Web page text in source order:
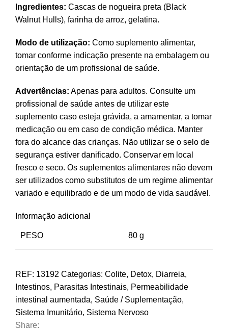
Ingredientes: Cascas de nogueira preta (Black
Walnut Hulls), farinha de arroz, gelatina.
Modo de utilização: Como suplemento alimentar,
tomar conforme indicação presente na embalagem ou
orientação de um profissional de saúde.
Advertências: Apenas para adultos. Consulte um
profissional de saúde antes de utilizar este
suplemento caso esteja grávida, a amamentar, a tomar
medicação ou em caso de condição médica. Manter
fora do alcance das crianças. Não utilizar se o selo de
segurança estiver danificado. Conservar em local
fresco e seco. Os suplementos alimentares não devem
ser utilizados como substitutos de um regime alimentar
variado e equilibrado e de um modo de vida saudável.
Informação adicional
PESO 80 g
REF: 13192 Categorias: Colite, Detox, Diarreia,
Intestinos, Parasitas Intestinais, Permeabilidade
intestinal aumentada, Saúde / Suplementação,
Sistema Imunitário, Sistema Nervoso
Share: